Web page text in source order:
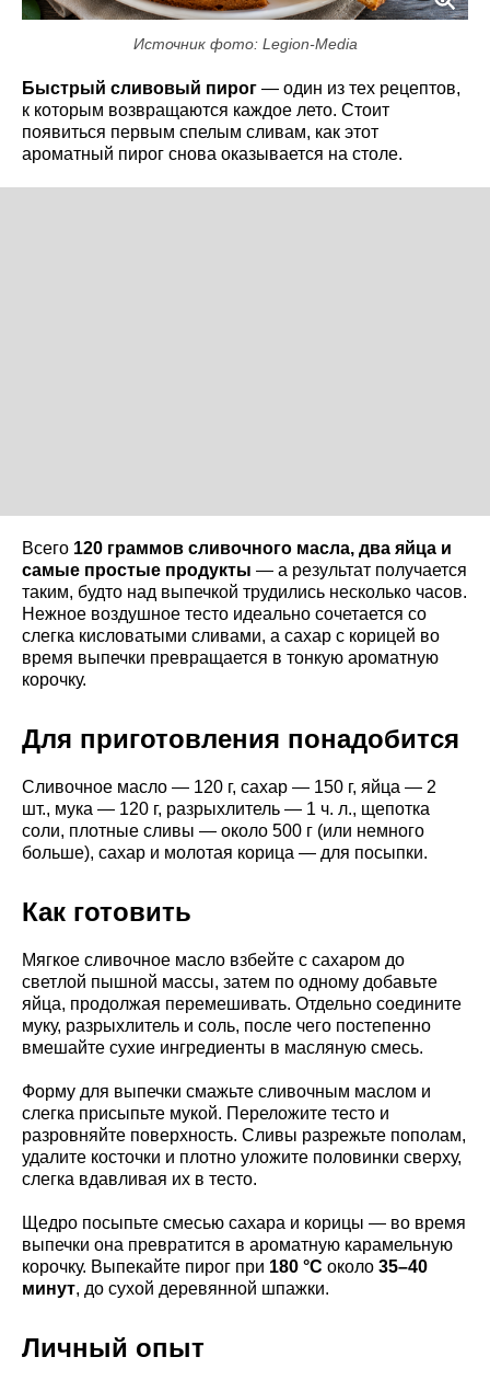
Источник фото: Legion-Media
Быстрый сливовый пирог — один из тех рецептов,
к которым возвращаются каждое лето. Стоит
появиться первым спелым сливам, как этот
ароматный пирог снова оказывается на столе.
Всего 120 граммов сливочного масла, два яйца и
самые простые продукты — а результат получается
таким, будто над выпечкой трудились несколько часов.
Нежное воздушное тесто идеально сочетается со
слегка кисловатыми сливами, а сахар с корицей во
время выпечки превращается в тонкую ароматную
корочку.
Для приготовления понадобится
Сливочное масло — 120 г, сахар — 150 г, яйца — 2
шт., мука — 120 г, разрыхлитель — 1 ч. л., щепотка
соли, плотные сливы — около 500 г (или немного
больше), сахар и молотая корица — для посыпки.
Как готовить
Мягкое сливочное масло взбейте с сахаром до
светлой пышной массы, затем по одному добавьте
яйца, продолжая перемешивать. Отдельно соедините
муку, разрыхлитель и соль, после чего постепенно
вмешайте сухие ингредиенты в масляную смесь.
Форму для выпечки смажьте сливочным маслом и
слегка присыпьте мукой. Переложите тесто и
разровняйте поверхность. Сливы разрежьте пополам,
удалите косточки и плотно уложите половинки сверху,
слегка вдавливая их в тесто.
Щедро посыпьте смесью сахара и корицы — во время
выпечки она превратится в ароматную карамельную
корочку. Выпекайте пирог при 180 °C около 35–40
минут, до сухой деревянной шпажки.
Личный опыт